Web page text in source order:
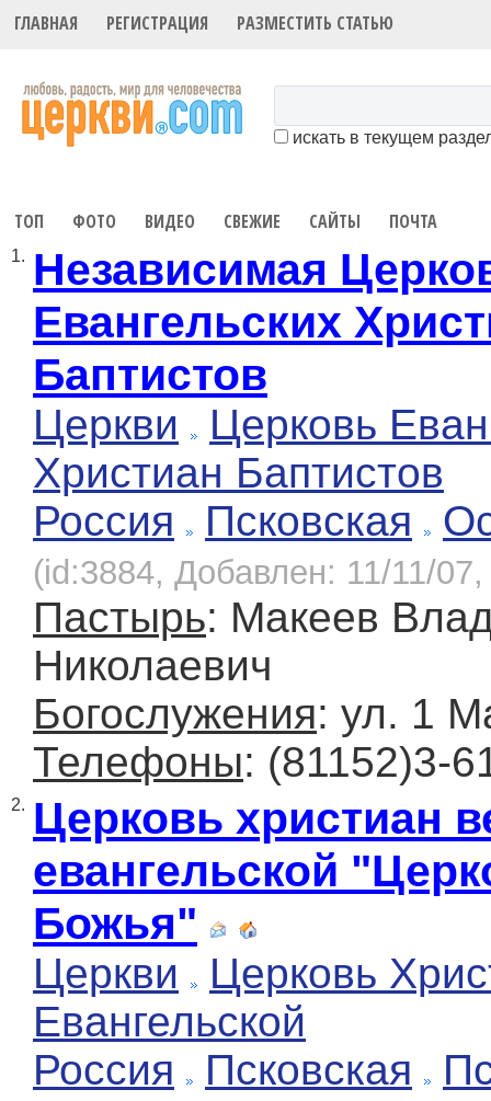
ГЛАВНАЯ РЕГИСТРАЦИЯ РАЗМЕСТИТЬ СТАТЬЮ
искать в текущем
ТОП ФОТО ВИДЕО СВЕЖИЕ САЙТЫ ПОЧТА
1. Независимая
Евангельских
Баптистов
Церкви
Церковь
Христиан Баптистов
Россия
Псковская
(id:3884, Добавлен: 11/11/
Пастырь: Макеев
Николаевич
Богослужения: ул. 1
Телефоны: (81152)3-
2. Церковь христиан
евангельской
Божья"
Церкви
Церковь
Евангельской
Россия
Псковская